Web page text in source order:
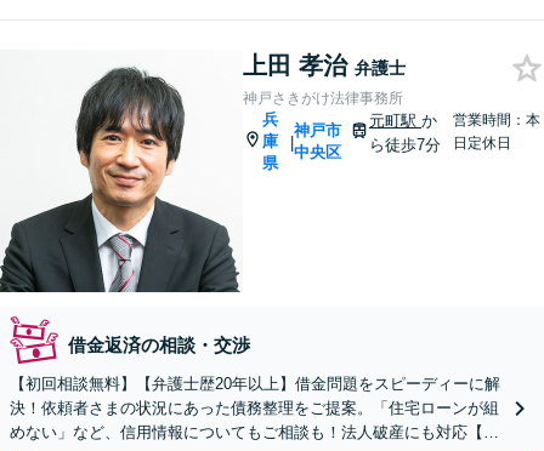
上田 孝治 弁護士
神戸さきがけ法律事務所
兵
庫
県
|
神戸市
中央区
元町駅 か
ら徒歩7分
営業時間：本
日定休日
借金返済の相談・交渉
【初回相談無料】【弁護士歴20年以上】借金問題をスピーディーに解
決！依頼者さまの状況にあった債務整理をご提案。「住宅ローンが組
めない」など、信用情報についてもご相談も！法人破産にも対応【夜